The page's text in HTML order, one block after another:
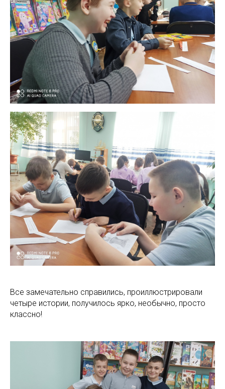
Все замечательно справились, проиллюстрировали
четыре истории, получилось ярко, необычно, просто
классно!